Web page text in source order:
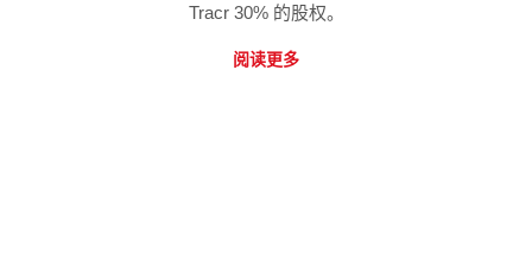
Tracr 30% 的股权。
阅读更多